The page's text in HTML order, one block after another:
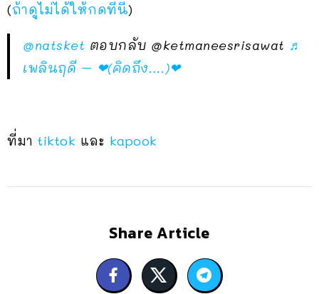
(ถ้าดูไม่ได้ให้กดที่นี่)
@natsket ตอบกลับ @ketmaneesrisawat ♬
เพลินฤดี – ❤(คิดถึง….)❤
ที่มา tiktok และ kapook
Share Article